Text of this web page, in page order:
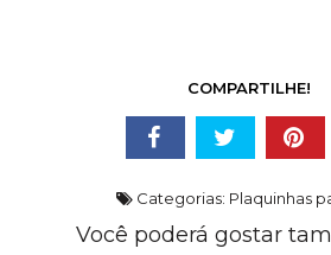
COMPARTILHE!
Categorias: Plaquinhas
Você poderá gostar